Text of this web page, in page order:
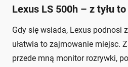
Lexus LS 500h – z tyłu
Gdy się wsiada, Lexus podnosi
ułatwia to zajmowanie miejsc.
przede mną monitor rozrywki,